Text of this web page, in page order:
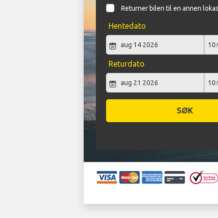
Returner bilen til en annen
Hentedato
Returdato
SØK